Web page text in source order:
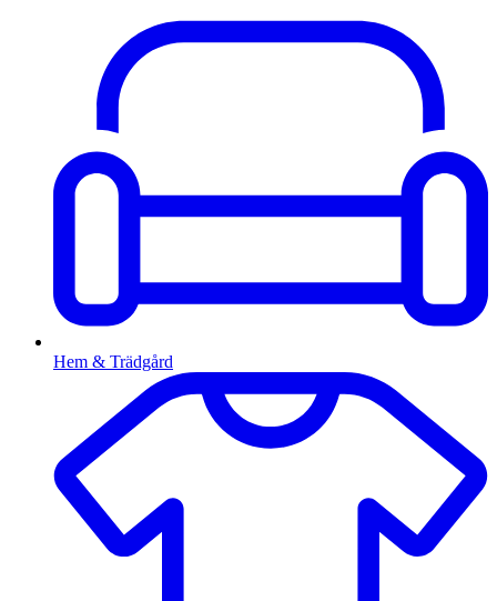
Hem & Trädgård